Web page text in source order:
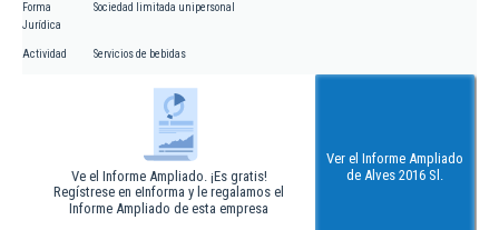
Forma
Jurídica
Sociedad limitada unipersonal
Actividad Servicios de bebidas
Ve el Informe Ampliado. ¡Es gratis!
Regístrese en eInforma y le regalamos el
Informe Ampliado de esta empresa
Ver el Informe Ampliado
de Alves 2016 Sl.